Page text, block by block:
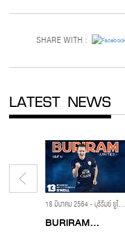
SHARE WITH :
LATEST NEWS
18 มีนาคม 2564 - บุรีรัมย์ ยูไนเต็ด,ปราสาทสายฟ้า,ไทยลีก,แมตช์เดย์ 2020,BURIRAM UNITED,แบรนดอน โอนีลล์,MatchDaySeason2020
BURIRAM...